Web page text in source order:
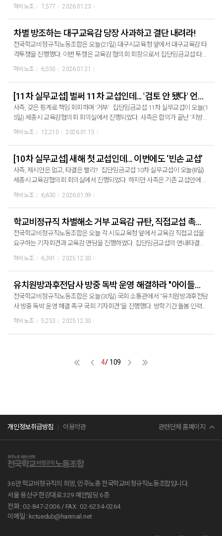
교육감실 점거 농성을 정리했다. 전국학교비정규직노동조합은 끈질긴 투쟁으
금체계 개편으로 저임금 구조 개선하라! ▶ 학교비정규직 합리적 임금체계 마
련! 교육감이 책임져라! ▶ 차별과 배제없는 일터, 학교비정규직 차별 철폐로 국
정과제 실현하라!
령실 앞 농성과 국회 앞 단식 농성, 108배, 4일간의 총파업까지 치열한 투쟁을
벌이며 학교급식법 통과를 위해 힘써왔다. 그 결과 32만 2,896명의 국민 청원
이 달성되었고, 학교급식노동자의 생명과 안전이 지켜져야 한다는 국민적 공감
속에서 학교급식법 개정이 국회 본회의만을 남겨두고 있었다. 학교급식법 개정
안은 99.57%의 찬성율로 통과되었다. 현장에서 결과를 지켜보던 폐암 산재 당
사자를 포함한 학교급식노동자 조합원들은 기쁨과 감격의 눈물을 흘렸다. 법
안 통과 후 우원식 국회의장은 “긴 세월동안 고생 많으셨다”며 학교급식노동자
불참과 불참 사유 사전 통보조차 없었던 문제에 대한 강력한 문제제기로 시작
되었다. 사측이 이번 임금교섭을 어떻게 대하는지 여실히 보여주는 행태였다.
이후에도 사측은 본교섭임에도 급식비 문구 수정 외 실질 변경이 없는 수정안
을 제시했지만, “검토했지만 불가”, “사측 사정이 어렵다”, “진전이 어렵다”라는
말만 반복하며 왜 안 되는지 설명도, 타결을 위한 로드맵도 없이 무성의한 태도
핵심 요구인 명절휴가비 정률제에 대해 사측은 “임금체계 개편은 연구용역을
기다려봐야 한다”라는 말로 책임을 회피했다. 노조가 최소한의 반대 사유와 로
드맵 제시를 요구했지만 사측은 묵묵부답이었다. 과정에서 노동조합측 교섭위
원이 항의의 의미로 변경 없는 제시안을 찢은 행동을 두고 사측은 이를 “폭
력”이라 주장하며 적반하장의 태도를 보였다. 17만 학교비정규직노동자의 임
금 문제를 외면하는 사측의 태도야말로 폭력이다. “명절 전 타결 원한다”지만
‘어렵다’, ‘안 된다’ 반복... 사측 진전된 안, “약속할 수 없다” 교섭 재개 후에도 사
측 대표위원은 “약속할 수 없다”라고 답했다. 이에 노동조합은 ““진전된 안 없으
면 교섭 없다. 의지 없으면 빠져라.”로 일갈하며 진전된 안 없이는 다시 교섭장에
앉지 않겠다고 경고하며 향후 교섭에서 진전된 안 없이는 다음 교섭은 불가함
쟁취! 현장을 바꾸는 힘은 조합원의 단결입니다. 사측의 버티기를 깨고, 차별을
끝냅시다! 해 넘긴 집단교섭! 교육감이 책임져라! 임금체계 개편으로 저임금 구
조개선하라! 명절휴가비 차별 그만! 정규직 동일기준 120% 적용하라!
학비노조 7,577 2026.01.23
차별 방조하는 대구교육감 당장 사과하고 결단 내려라!
전국학교비정규직노동조합은 오늘(21일) 대구시교육청 앞에서 대구교육감 타
격투쟁을 진행했다. 이번 투쟁은 교육감 협의회 회장으로서 집단임금교섭 타결
기 위함이다. 전국학교비정규직노동조합 민태호 위원장은 “왜 교육감 협의회
회장이라는 자가 앞장서서 비정규직 차별 해소를 왜 방해하는 거냐”며 “사퇴하
든지 명절휴가비를 정부 예산 지침대로 동일하게 지급하든지 결단을 해야 할
때다”라며 대구교육감을 규탄하고 사과를 촉구했다. 명절상여금 정률제 반대
조장하는 교육감협의회 회장 대구교육감 규탄한다! 인천지부 이수연 지부장
자들을 차별하고 무시하고 배제한다”며 “낙인 찍는 차별을 하는 사람이 교육의
수장을 8년째 했으니 교육이 정상일 수 있냐”며 교육감을 강력히 질타했다. 충
남지부 한다혜 지부장은 “집단임금교섭 교육을 가면 조합원들도 명절상여금 1
20%를 원한다”며 “조합원들은 신학기 총파업을 일주일 하자고 요구할 정도로
준비가 되어 있다”며 신학기 총파업까지의 결의를 다졌다. 대구지부 정경희 지
부장은 “폐암 당사자 조합원들을 보던 교육감의 눈빛을 기억한다“며“교육의 수
도라는 말이 부끄럽지 않도록 정규직과 비정규직의 차별 해소를 위해 앞장서
다. 이후 항의 현수막을 게시하는 중, 교육청 총무과 직원들이 수목을 보호해야
한다는 이유로 간부들을 저지하며 폭력사태가 일어났다. 노동조합은 정당한
쟁의행위 권리를 침해하고 여성 간부를 대상으로 폭력을 휘두른 행태에 대해
도 노동조합은 끝까지 투쟁하여 집단임금교섭을 승리할 것이다. ▶ 집단교섭
타결 방해하는 대구교육감 규탄한다! ▶ 명절휴가비 동일지급 거부하는 대구교
육감 규탄한다! ▶ 해 넘긴 집단임금교섭! 대구교육감 책임져라!
학비노조 6,550 2026.01.21
[11차 실무교섭] 벌써 11차 교섭인데... '검토 안 됐다' 언제까지 같은 말만 반복?
사측, 갖은 핑계로 책임 회피하며 ‘거부’ 집단임금교섭 11차 실무교섭이 오늘(1
5일) 세종시 교육감협의회 회의실에서 진행되었다. 사측은 합의가 끝난 ‘지방공
놓았다. 직접 작성해 수용했던 안조차 스스로 부정하며 교섭 파행의 책임을 자
초한 셈이다. 명절휴가비 정률제에 대해 사측은 "검토가 안 되어 어렵다", "이미
나온 안이 작년 인상액보다 높아 어렵다", "임금체계 개편이 어떻게 될지 모르니
큰 변동은 어렵다"며 거부만을 반복했다. 사측은 반복된 정회 후에도 협의점을
찾지 못하고 답답한 답변만을 이어갔다. 노동조합은 3차 수정안으로 ▲명절휴
급간액 사측 안 수용(1천원 인상), 상한 1년 확대 ▲급식비 1만 원 인상 (사측 안
수용)을 제시하며 해를 넘긴 집단교섭이 합의점을 찾기 위해 최선의 노력을 다
했다. 사측은 우리의 이러한 노력에 책임을 다 할 것을 촉구하며 교섭을 마무리
했다. 해 넘긴 집단교섭! 교육감이 책임져라! 임금체계 개편으로 저임금 구조개
선하라! 명절휴가비 정률제 적용하라!
학비노조 12,210 2026.01.15
[10차 실무교섭] 새해 첫 교섭인데... 이번에도 ‘빈손 교섭’
사측, 제시안은 없고, 타결은 빨리? 집단임금교섭 10차 실무교섭이 오늘(8일)
세종시 교육감협의회 회의실에서 진행되었다. 하지만 사측은 기존 교섭안에 대
하며 교섭을 지연시켰다. 노동조합의 주요 요구안인 명절휴가비 정률제에 대
해서도 사측은 논의를 했다고 밝히면서도 “여전히 정률 적용이 어렵다.”는 입장
만을 되풀이하며 수용이 어렵다는 입장을 고수했다. 사측은 지난 제시안이 ‘최
종안’이라며 노측의 양보만을 요구하는 모습을 보였다. 또한 급식비와 위험수
당과 관련해 노동조합이 “무엇을 논의했느냐?”고 질의하자 “내부 이야기이니
해 넘긴 집단교섭! 교육감이 책임져라! 임금체계 개편으로 저임금 구조개선하
라! 명절휴가비 차별 그만! 정규직 동일기준 120% 적용하라!
학비노조 6,630 2026.01.09
학교비정규직 차별해소 거부 교육감 규탄, 직접교섭 촉구 기자회견
전국학교비정규직노동조합은 오늘 각 시도교육청 앞에서 교육감 직접교섭을
요구하는 기자회견과 교육감 면담을 진행하였다. 집단임금교섭의 연내타결이
비정규직 저임금 구조의 근본대책을 위한 제도개선을 요구했다.
학비노조 6,391 2025.12.30
유치원방과후전담사 방중 독박 운영 해결하라 "아이들의 곁으로 돌아가고 싶다!"
전국학교비정규직노동조합은 오늘(30일) 국회 소통관에서 “유치원방과후전담
사 방중 독박 운영 해결 촉구 국회 기자회견”을 진행했다. 방학기간 돌봄 인력을
원방과후전담사들이 직면한 차별적 처우와 열악한 노동환경, 방학 중 독박 운
영 문제, 유보통합 정책 수립 과정에서의 배제 등의 문제 해결을 촉구하기 위함
있는 누리과정 수당도 일체 받지 못하고 오직 희생을 강요당하고 있다”차별받
은성 조합원은 “책임을 지는 만큼, 일한 만큼의 정당한 처우만을 요구한다”며
“국공립 유치원의 공교육이 지속 가능해질 수 있도록 대전교육청은 답변을 해
시 품을 준비가 되어있다”며 “아이들이 다시 안정된 하루를 되찾기를 희망한
다”고 현장으로 돌아가고자 하는 간절한 마음을 호소했다. ▶ 비정규직에게 더
에 따른 적절한 수당을 지급하라!
학비노조 5,253 2025.12.30
4/ 109
개인정보취급방침 이용약관 관련단체 홈페이지
민주노총
전교조
진보당
36만 학교비정규직의 희망, 민주노총 전국학교비정규직노동조합입니다.
서울 용산구 한강대로 329 예안빌딩 6층
전화 : 02-847-2006 / FAX : 02-6234-0264
이메일 : kctuedub@hanmail.net